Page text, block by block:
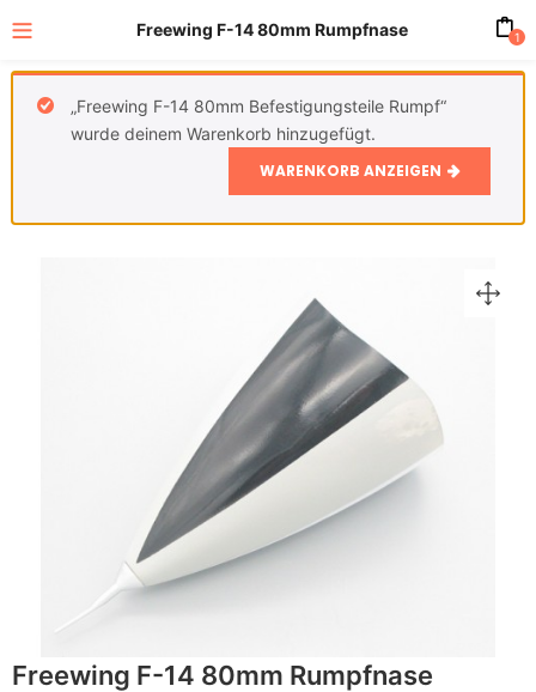
Freewing F-14 80mm Rumpfnase 1
„Freewing F-14 80mm Befestigungsteile Rumpf“
wurde deinem Warenkorb hinzugefügt.
WARENKORB ANZEIGEN
Freewing F-14 80mm Rumpfnase